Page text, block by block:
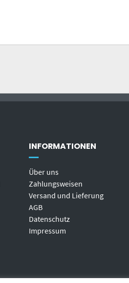
INFORMATIONEN
Über uns
Zahlungsweisen
Versand und Lieferung
AGB
Datenschutz
Impressum